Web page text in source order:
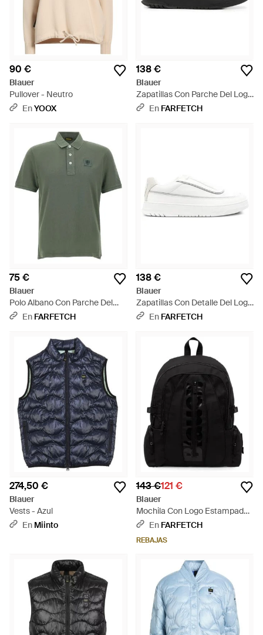
90 €
Blauer
Pullover - Neutro
EnYOOX
138 €
Blauer
Zapatillas Con Parche Del Logo
- Negro
En FARFETCH
75 €
Blauer
Polo Albano Con Parche Del
Logo - Verde
En FARFETCH
138 €
Blauer
Zapatillas Con Detalle Del Logo
- Blanco
En FARFETCH
274,50 €
Blauer
Vests - Azul
En Miinto
143 €121 €
Blauer
Mochila Con Logo Estampado -
Negro
En FARFETCH
REBAJAS